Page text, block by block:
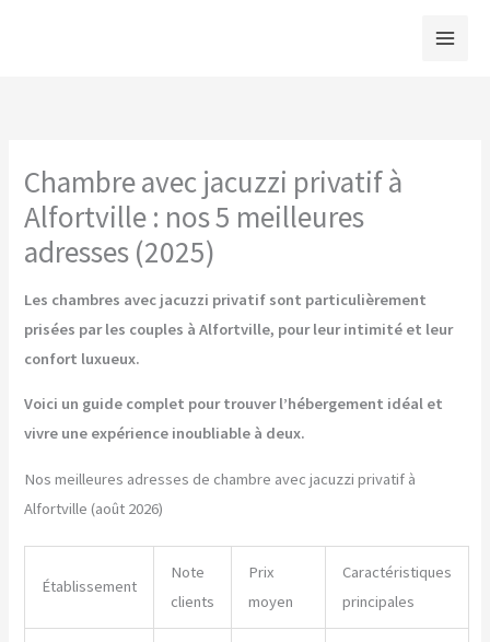
Chambre avec jacuzzi privatif à
Alfortville : nos 5 meilleures
adresses (2025)
Les chambres avec jacuzzi privatif sont particulièrement
prisées par les couples à Alfortville, pour leur intimité et leur
confort luxueux.
Voici un guide complet pour trouver l’hébergement idéal et
vivre une expérience inoubliable à deux.
Nos meilleures adresses de chambre avec jacuzzi privatif à
Alfortville (août 2026)
Établissement
Note
clients
Prix
moyen
Caractéristiques
principales